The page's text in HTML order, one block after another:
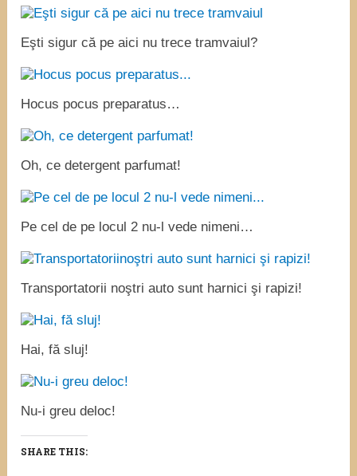
Eşti sigur că pe aici nu trece tramvaiul?
Hocus pocus preparatus…
Oh, ce detergent parfumat!
Pe cel de pe locul 2 nu-l vede nimeni…
Transportatorii noştri auto sunt harnici şi rapizi!
Hai, fă sluj!
Nu-i greu deloc!
SHARE THIS: